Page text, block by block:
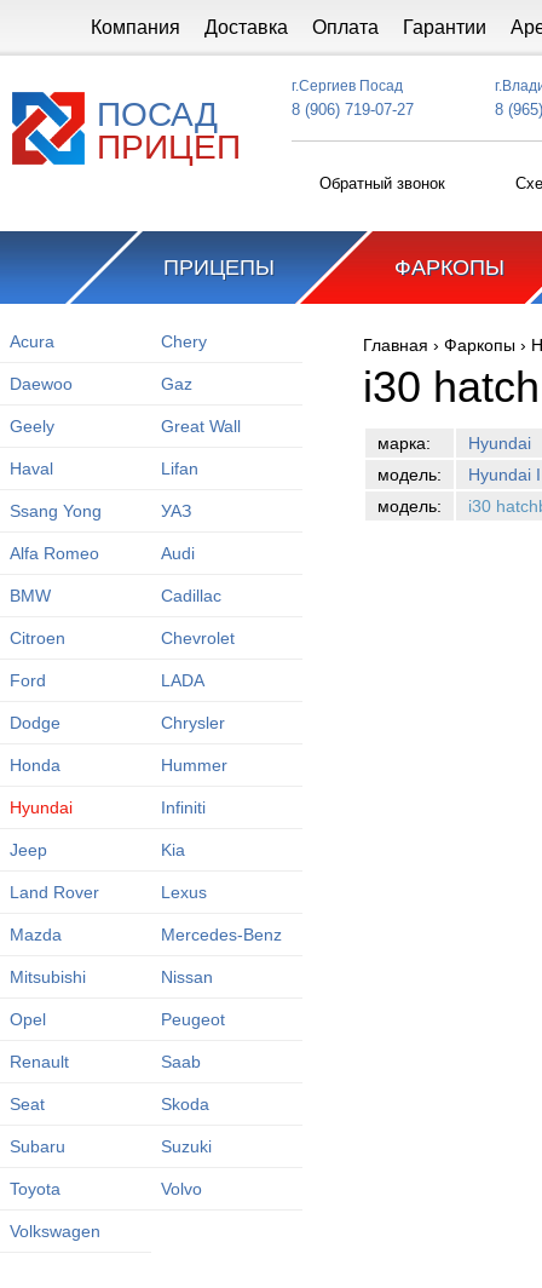
Компания Доставка Оплата Гарантии
ПОСАД
ПРИЦЕП
г.Сергиев Посад
8 (906) 719-07-27 8
Обратный звонок
ПРИЦЕПЫ ФАРКОПЫ
Acura Chery
Daewoo Gaz
Geely Great Wall
Haval Lifan
Ssang Yong УАЗ
Alfa Romeo Audi
BMW Cadillac
Citroen Chevrolet
Ford LADA
Dodge Chrysler
Honda Hummer
Hyundai Infiniti
Jeep Kia
Land Rover Lexus
Mazda Mercedes-Benz
Mitsubishi Nissan
Opel Peugeot
Renault Saab
Seat Skoda
Subaru Suzuki
Toyota Volvo
Volkswagen
Вы здесь
Главная › Фаркопы ›
i30
марка:
Hyundai
модель:
Hyundai
модель:
i30